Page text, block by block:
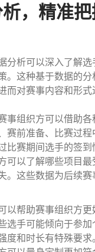
，精准
分析可以深入了解
。这种基于数据的
而对赛事内容和形式
事组织方可以借助各
赛前准备、比赛过
比赛期间选手的签到
可以了解哪些项目
。这些数据为后续
以帮助赛事组织方
选手可能倾向于参
度和时长有特殊要